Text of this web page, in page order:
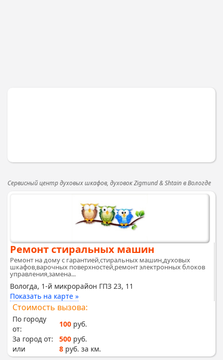
Сервисный центр духовых шкафов, духовок Zigmund & Shtain в Вологде
Ремонт стиральных машин
Ремонт на дому с гарантией,стиральных машин,духовых
шкафов,варочных поверхностей,ремонт электронных блоков
управления,замена...
Вологда, 1-й микрорайон ГПЗ 23, 11
Показать на карте »
Стоимость вызова:
По городу
от:
100 руб.
За город от:
500 руб.
или
8 руб. за км.